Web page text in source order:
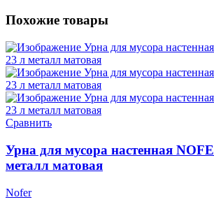
Похожие товары
Сравнить
Урна для мусора настенная
металл матовая
Nofer